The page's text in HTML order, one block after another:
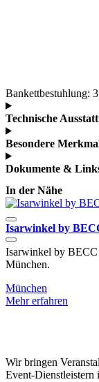
Bankettbestuhlung:
Technische
Besondere
Dokumente &
In der Nähe
Isarwinkel by
​​​​​​​Isarwinkel by BECC
München.
München
Mehr erfahren
Wir bringen
Event-Dienstleistern